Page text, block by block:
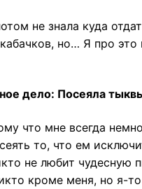
не знала куда
но… Я про это
дело: Посеяла
что мне всегда
то, что ем
не любит чудесную
кроме меня, но я-